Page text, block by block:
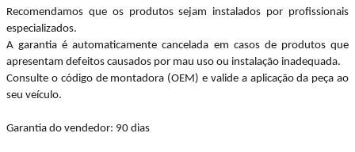
Recomendamos que os produtos sejam instalados por profissionais
especializados.
A garantia é automaticamente cancelada em casos de produtos que
apresentam defeitos causados por mau uso ou instalação inadequada.
Consulte o código de montadora (OEM) e valide a aplicação da peça ao
seu veículo.
Garantia do vendedor: 90 dias